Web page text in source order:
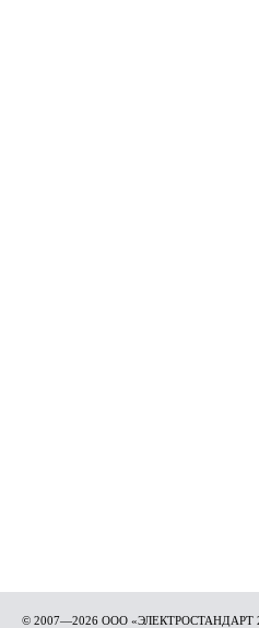
© 2007—2026 ООО «ЭЛЕКТРОСТАНДАРТ